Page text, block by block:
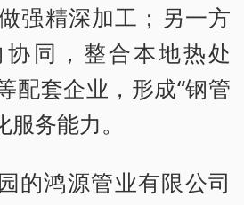
强精深加工；另一方
同，整合本地热处
配套企业，形成“钢管
务能力。
的鸿源管业有限公司